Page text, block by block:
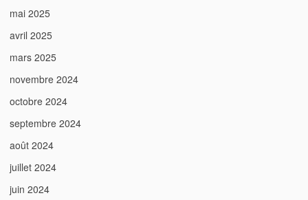
mai 2025
avril 2025
mars 2025
novembre 2024
octobre 2024
septembre 2024
août 2024
juillet 2024
juin 2024